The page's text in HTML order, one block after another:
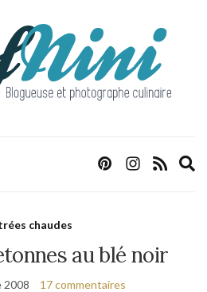
chaudes
au blé noir
2008 17 commentaires